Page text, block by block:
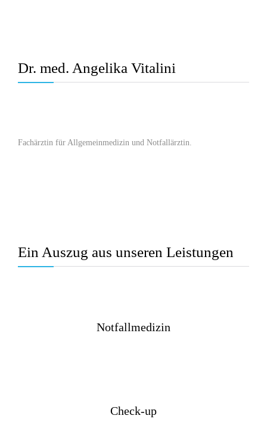
Dr. med. Angelika Vitalini
Fachärztin für Allgemeinmedizin und Notfallärztin.
Ein Auszug aus unseren Leistungen
Notfallmedizin
Check-up